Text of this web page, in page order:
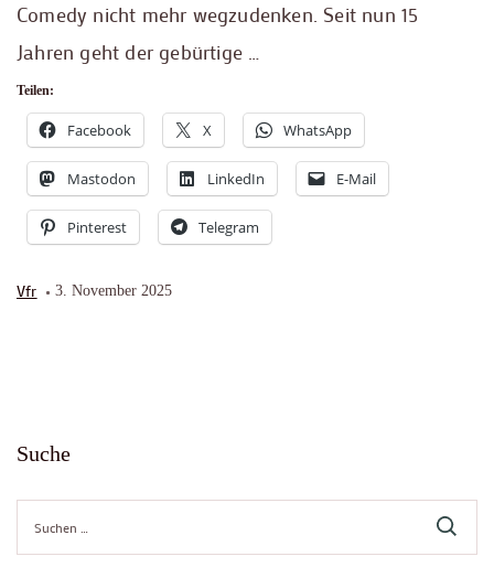
Comedy nicht mehr wegzudenken. Seit nun 15
Jahren geht der gebürtige …
Teilen:
Facebook X WhatsApp
Mastodon LinkedIn E-Mail
Pinterest Telegram
Vfr 3. November 2025
Suche
nach: